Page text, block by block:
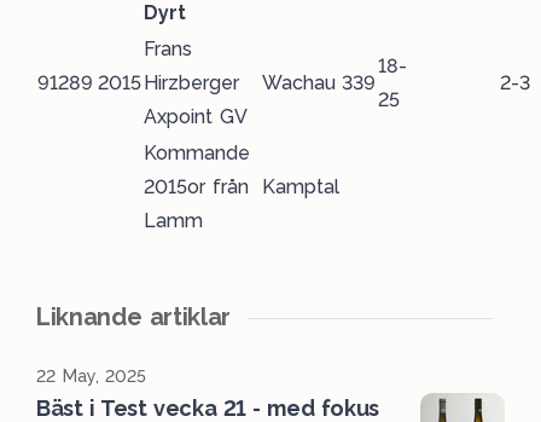
Dyrt
91289 2015
Frans
Hirzberger
Axpoint GV
Wachau 339
18-
25
2-3
Kommande
2015or från
Lamm
Kamptal
Liknande artiklar
22 May, 2025
Bäst i Test vecka 21 - med fokus